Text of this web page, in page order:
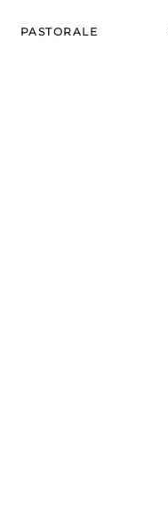
PASTORALE